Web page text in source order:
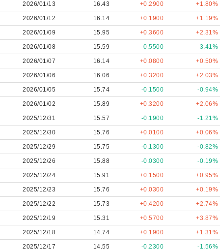
2026/01/13 16.43 +0.2900 +1.80%
2026/01/12 16.14 +0.1900 +1.19%
2026/01/09 15.95 +0.3600 +2.31%
2026/01/08 15.59 -0.5500 -3.41%
2026/01/07 16.14 +0.0800 +0.50%
2026/01/06 16.06 +0.3200 +2.03%
2026/01/05 15.74 -0.1500 -0.94%
2026/01/02 15.89 +0.3200 +2.06%
2025/12/31 15.57 -0.1900 -1.21%
2025/12/30 15.76 +0.0100 +0.06%
2025/12/29 15.75 -0.1300 -0.82%
2025/12/26 15.88 -0.0300 -0.19%
2025/12/24 15.91 +0.1500 +0.95%
2025/12/23 15.76 +0.0300 +0.19%
2025/12/22 15.73 +0.4200 +2.74%
2025/12/19 15.31 +0.5700 +3.87%
2025/12/18 14.74 +0.1900 +1.31%
2025/12/17 14.55 -0.2300 -1.56%